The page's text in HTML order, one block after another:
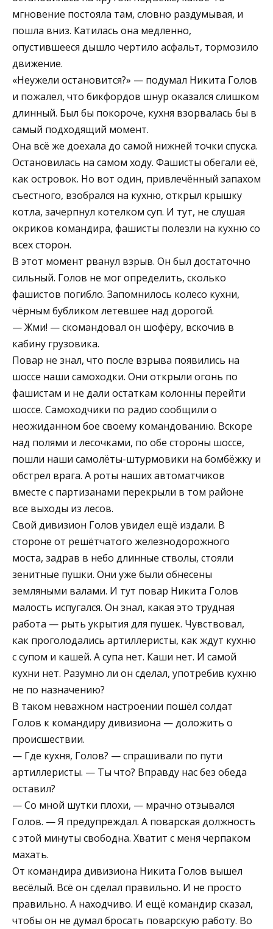
мгновение постояла там, словно раздумывая, и
пошла вниз. Катилась она медленно,
опустившееся дышло чертило асфальт, тормозило
движение.
«Неужели остановится?» — подумал Никита Голов
и пожалел, что бикфордов шнур оказался слишком
длинный. Был бы покороче, кухня взорвалась бы в
самый подходящий момент.
Она всё же доехала до самой нижней точки спуска.
Остановилась на самом ходу. Фашисты обегали её,
как островок. Но вот один, привлечённый запахом
съестного, взобрался на кухню, открыл крышку
котла, зачерпнул котелком суп. И тут, не слушая
окриков командира, фашисты полезли на кухню со
всех сторон.
В этот момент рванул взрыв. Он был достаточно
сильный. Голов не мог определить, сколько
фашистов погибло. Запомнилось колесо кухни,
чёрным бубликом летевшее над дорогой.
— Жми! — скомандовал он шофёру, вскочив в
кабину грузовика.
Повар не знал, что после взрыва появились на
шоссе наши самоходки. Они открыли огонь по
фашистам и не дали остаткам колонны перейти
шоссе. Самоходчики по радио сообщили о
неожиданном бое своему командованию. Вскоре
над полями и лесочками, по обе стороны шоссе,
пошли наши самолёты-штурмовики на бомбёжку и
обстрел врага. А роты наших автоматчиков
вместе с партизанами перекрыли в том районе
все выходы из лесов.
Свой дивизион Голов увидел ещё издали. В
стороне от решётчатого железнодорожного
моста, задрав в небо длинные стволы, стояли
зенитные пушки. Они уже были обнесены
земляными валами. И тут повар Никита Голов
малость испугался. Он знал, какая это трудная
работа — рыть укрытия для пушек. Чувствовал,
как проголодались артиллеристы, как ждут кухню
с супом и кашей. А супа нет. Каши нет. И самой
кухни нет. Разумно ли он сделал, употребив кухню
не по назначению?
В таком неважном настроении пошёл солдат
Голов к командиру дивизиона — доложить о
происшествии.
— Где кухня, Голов? — спрашивали по пути
артиллеристы. — Ты что? Вправду нас без обеда
оставил?
— Со мной шутки плохи, — мрачно отзывался
Голов. — Я предупреждал. А поварская должность
с этой минуты свободна. Хватит с меня черпаком
махать.
От командира дивизиона Никита Голов вышел
весёлый. Всё он сделал правильно. И не просто
правильно. А находчиво. И ещё командир сказал,
чтобы он не думал бросать поварскую работу. Во